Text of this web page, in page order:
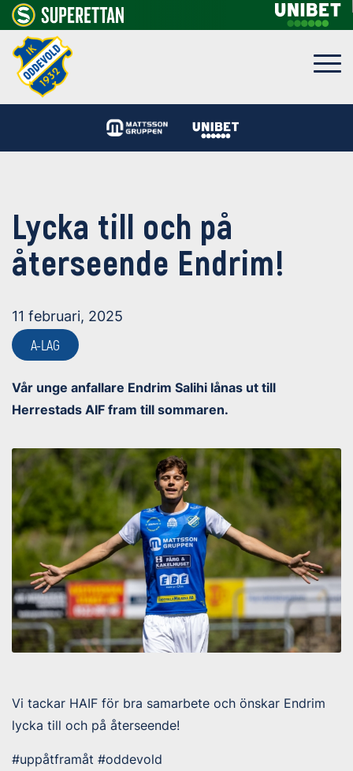
Lycka till och på
återseende Endrim!
11 februari, 2025
A-LAG
Vår unge anfallare Endrim Salihi lånas ut till
Herrestads AIF fram till sommaren.
Vi tackar HAIF för bra samarbete och önskar Endrim
lycka till och på återseende!
#uppåtframåt #oddevold